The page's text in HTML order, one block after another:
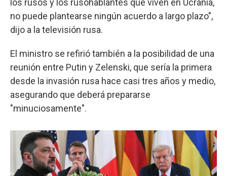
los rusos y los rusohablantes que viven en Ucrania,
no puede plantearse ningún acuerdo a largo plazo",
dijo a la televisión rusa.
El ministro se refirió también a la posibilidad de una
reunión entre Putin y Zelenski, que sería la primera
desde la invasión rusa hace casi tres años y medio,
asegurando que deberá prepararse
"minuciosamente".